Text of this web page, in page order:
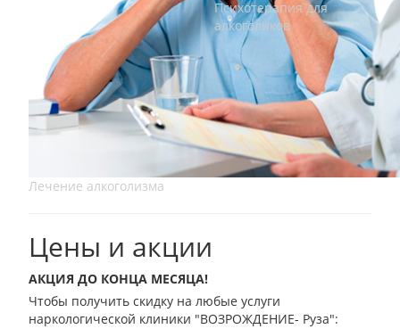
Лечение алкоголизма
Психотерапия для
алкоголиков
Цены и акции
АКЦИЯ ДО КОНЦА МЕСЯЦА!
Чтобы получить скидку на любые услуги
наркологической клиники "ВОЗРОЖДЕНИЕ- Руза":